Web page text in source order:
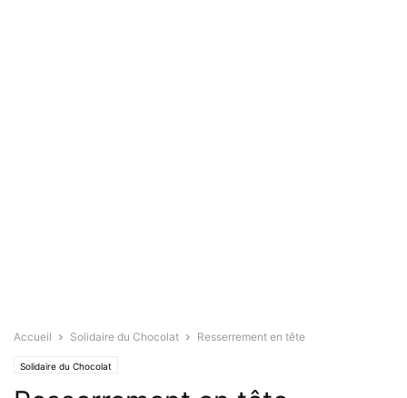
Accueil Solidaire du Chocolat Resserrement en tête
Solidaire du Chocolat